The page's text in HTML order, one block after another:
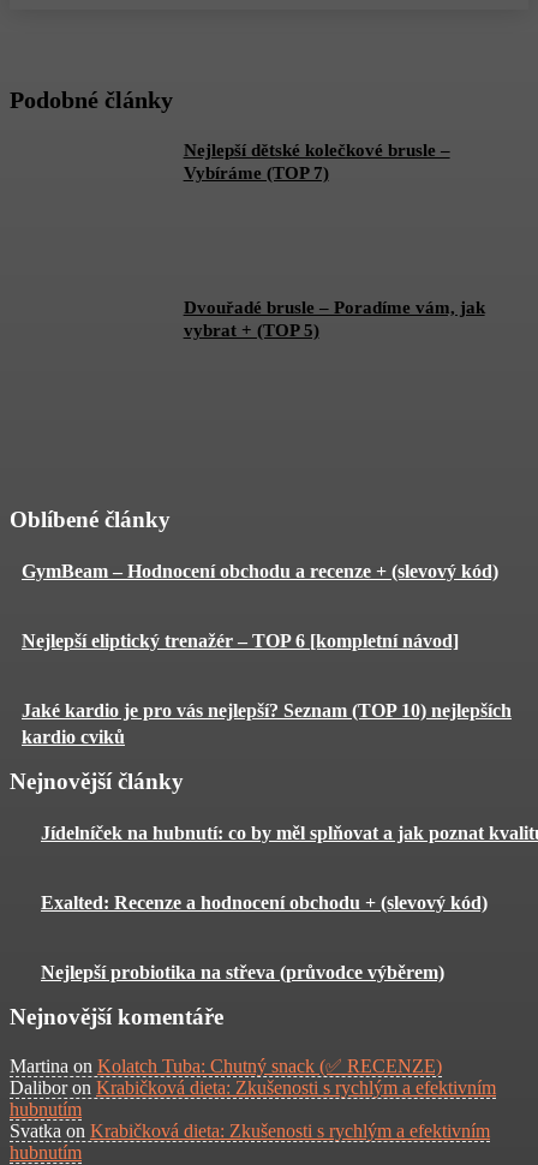
Podobné články
Nejlepší dětské kolečkové brusle –
Vybíráme (TOP 7)
Dvouřadé brusle – Poradíme vám, jak
vybrat + (TOP 5)
Oblíbené články
GymBeam – Hodnocení obchodu a recenze + (slevový kód)
Nejlepší eliptický trenažér – TOP 6 [kompletní návod]
Jaké kardio je pro vás nejlepší? Seznam (TOP 10) nejlepších
kardio cviků
Nejnovější články
Jídelníček na hubnutí: co by měl splňovat a jak poznat
Exalted: Recenze a hodnocení obchodu + (slevový kód)
Nejlepší probiotika na střeva (průvodce výběrem)
Nejnovější komentáře
Martina on Kolatch Tuba: Chutný snack (✅ RECENZE)
Daliboron Krabičková dieta: Zkušenosti s rychlým a efektivním
hubnutím
Svatka on Krabičková dieta: Zkušenosti s rychlým a efektivním
hubnutím